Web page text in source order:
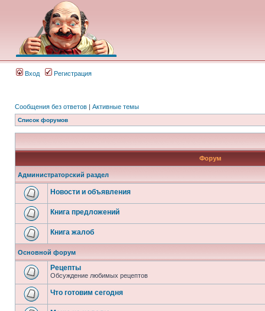
Вход Регистрация
Сообщения без ответов | Активные темы
Список форумов
Форум
Администраторский раздел
Новости и объявления
Книга предложений
Книга жалоб
Основной форум
Рецепты
Обсуждение любимых рецептов
Что готовим сегодня